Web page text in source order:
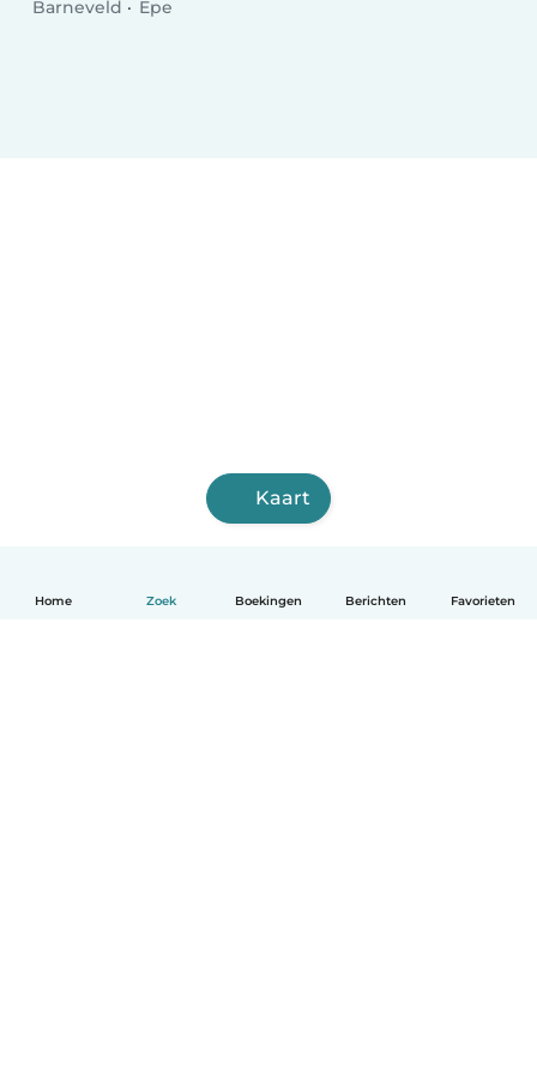
Home Zoek Boekingen Berichten Favorieten
Barneveld
Epe
Kaart